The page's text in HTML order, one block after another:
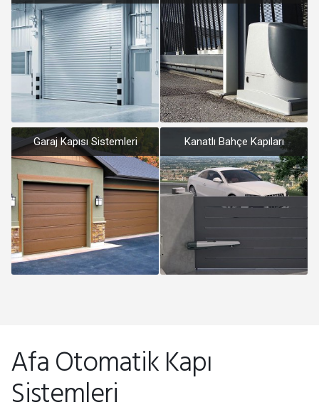
Garaj Kapısı Sistemleri Kanatlı Bahçe Kapıları
Afa Otomatik Kapı
Sistemleri